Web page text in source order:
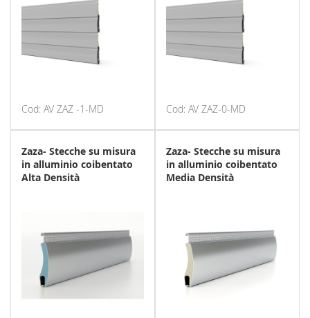
Cod: AV ZAZ -1-MD Cod: AV ZAZ-0-MD
Zaza- Stecche su misura
in alluminio coibentato
Alta Densità
Zaza- Stecche su misura
in alluminio coibentato
Media Densità